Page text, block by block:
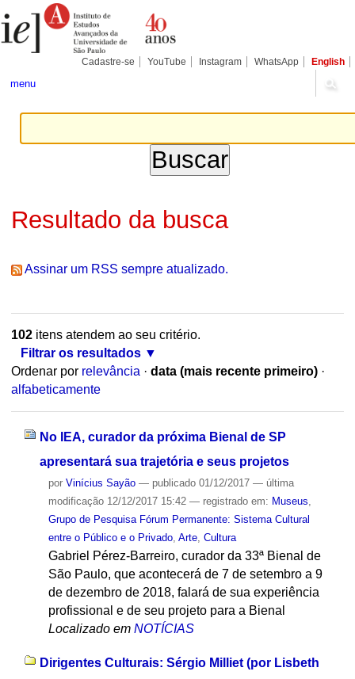
para
conteúdo.
Pessoais
Cadastre-se YouTube Instagram WhatsApp English
menu
Resultado da busca
Assinar um RSS sempre atualizado.
102itens atendem ao seu critério.
Filtrar os resultados
Ordenar por relevância · data (mais recente primeiro) ·
alfabeticamente
No IEA, curador da próxima Bienal de SP
apresentará sua trajetória e seus projetos
por Vinícius Sayão — publicado01/12/2017 — última
modificação12/12/2017 15:42 — registrado em: Museus
Grupo de Pesquisa Fórum Permanente: Sistema Cultural
entre o Público e o Privado, Arte, Cultura
Gabriel Pérez-Barreiro, curador da 33ª Bienal de
São Paulo, que acontecerá de 7 de setembro a 9
de dezembro de 2018, falará de sua experiência
profissional e de seu projeto para a Bienal
Localizado em NOTÍCIAS
Dirigentes Culturais: Sérgio Milliet (por Lisbeth